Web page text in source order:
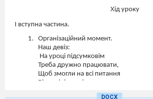
Хід уроку
вступна частина.
Організаційний момент.
Наш девіз:
На уроці підсумковім
Треба дружно працювати,
Щоб змогли на всі питання
Відповіді повні дати.
DOCX